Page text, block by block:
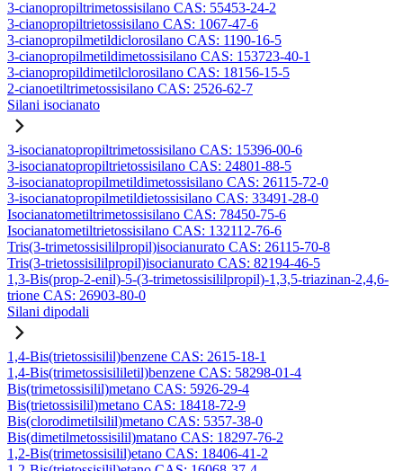
3-cianopropiltrimetossisilano CAS: 55453-24-2
3-cianopropiltrietossisilano CAS: 1067-47-6
3-cianopropilmetildiclorosilano CAS: 1190-16-5
3-cianopropilmetildimetossisilano CAS: 153723-40-1
3-cianopropildimetilclorosilano CAS: 18156-15-5
2-cianoetiltrimetossisilano CAS: 2526-62-7
Silani isocianato
3-isocianatopropiltrimetossisilano CAS: 15396-00-6
3-isocianatopropiltrietossisilano CAS: 24801-88-5
3-isocianatopropilmetildimetossisilano CAS: 26115-72-0
3-isocianatopropilmetildietossisilano CAS: 33491-28-0
Isocianatometiltrimetossisilano CAS: 78450-75-6
Isocianatometiltrietossisilano CAS: 132112-76-6
Tris(3-trimetossisililpropil)isocianurato CAS: 26115-70-8
Tris(3-trietossisililpropil)isocianurato CAS: 82194-46-5
1,3-Bis(prop-2-enil)-5-(3-trimetossisililpropil)-1,3,5-triazinan-2,4,6-
trione CAS: 26903-80-0
Silani dipodali
1,4-Bis(trietossisilil)benzene CAS: 2615-18-1
1,4-Bis(trimetossisililetil)benzene CAS: 58298-01-4
Bis(trimetossisilil)metano CAS: 5926-29-4
Bis(trietossisilil)metano CAS: 18418-72-9
Bis(clorodimetilsilil)metano CAS: 5357-38-0
Bis(dimetilmetossisilil)matano CAS: 18297-76-2
1,2-Bis(trimetossisilil)etano CAS: 18406-41-2